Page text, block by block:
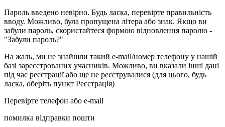
Пароль введено невірно. Будь ласка, перевірте правильність
вводу. Можливо, була пропущена літера або знак. Якщо ви
забули пароль, скористайтеся формою відновлення паролю -
"Забули пароль?"
На жаль, ми не знайшли такий e-mail/номер телефону у нашій
базі зареєстрованих учасників. Можливо, ви вказали інші дані
під час реєстрації або ще не реєструвалися (для цього, будь
ласка, оберіть пункт Реєстрація)
Перевірте телефон або e-mail
помилка відправки пошти